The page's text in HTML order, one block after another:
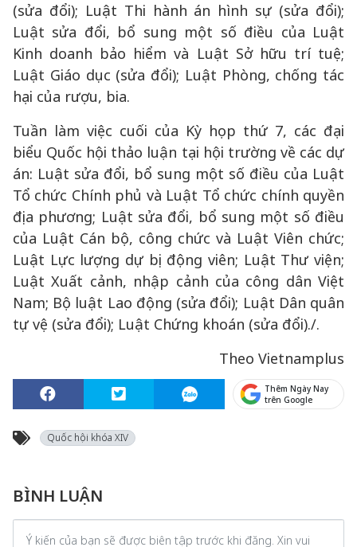
(sửa đổi); Luật Thi hành án hình sự (sửa đổi);
Luật sửa đổi, bổ sung một số điều của Luật
Kinh doanh bảo hiểm và Luật Sở hữu trí tuệ;
Luật Giáo dục (sửa đổi); Luật Phòng, chống tác
hại của rượu, bia.
Tuần làm việc cuối của Kỳ họp thứ 7, các đại
biểu Quốc hội thảo luận tại hội trường về các dự
án: Luật sửa đổi, bổ sung một số điều của Luật
Tổ chức Chính phủ và Luật Tổ chức chính quyền
địa phương; Luật sửa đổi, bổ sung một số điều
của Luật Cán bộ, công chức và Luật Viên chức;
Luật Lực lượng dự bị động viên; Luật Thư viện;
Luật Xuất cảnh, nhập cảnh của công dân Việt
Nam; Bộ luật Lao động (sửa đổi); Luật Dân quân
tự vệ (sửa đổi); Luật Chứng khoán (sửa đổi)./.
Theo Vietnamplus
Thêm Ngày Nay
trên Google
Quốc hội khóa XIV
BÌNH LUẬN